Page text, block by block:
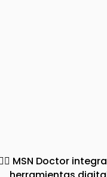
MSN Doctor